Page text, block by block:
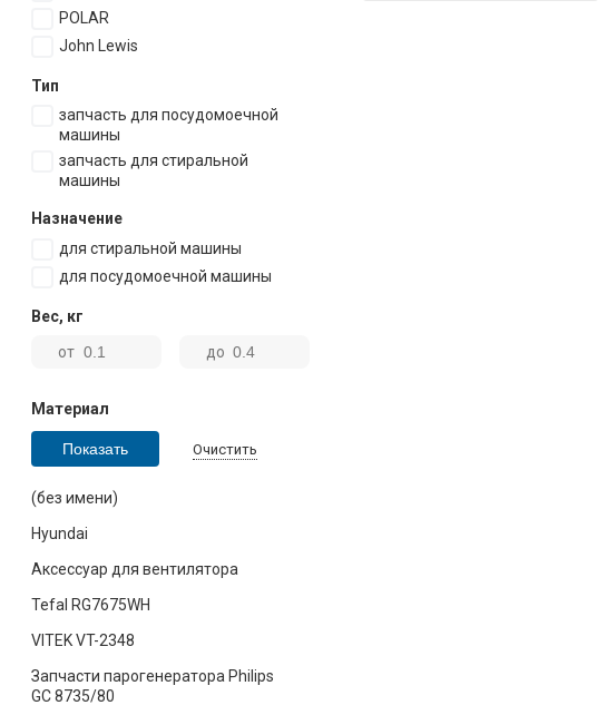
POLAR
John Lewis
Тип
запчасть для посудомоечной
машины
запчасть для стиральной
машины
Назначение
для стиральной машины
для посудомоечной машины
Вес, кг
от до
Материал
Очистить
(без имени)
Hyundai
Аксессуар для вентилятора
Tefal RG7675WH
VITEK VT-2348
Запчасти парогенератора Philips
GC 8735/80